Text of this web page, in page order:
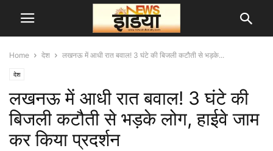
Home देश लखनऊ में आधी रात बवाल! 3 घंटे की बिजली कटौती से भड़के...
देश
लखनऊ में आधी रात बवाल! 3 घंटे की
बिजली कटौती से भड़के लोग, हाईवे जाम
कर किया प्रदर्शन